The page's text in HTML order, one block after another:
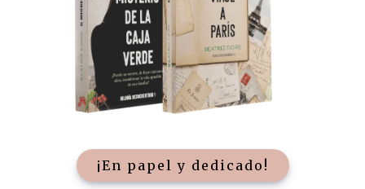
¡En papel y dedicado!